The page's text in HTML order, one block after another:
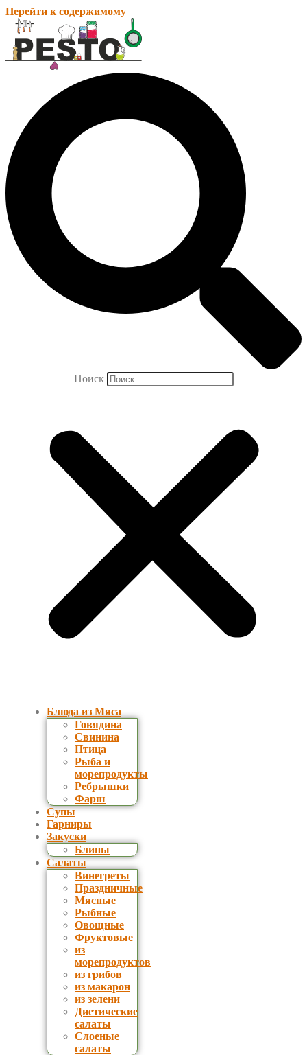
Перейти к содержимому
Поиск
Блюда из Мяса
Говядина
Свинина
Птица
Рыба и
морепродукты
Ребрышки
Фарш
Супы
Гарниры
Закуски
Блины
Салаты
Винегреты
Праздничные
Мясные
Рыбные
Овощные
Фруктовые
из
морепродуктов
из грибов
из макарон
из зелени
Диетические
салаты
Слоеные
салаты